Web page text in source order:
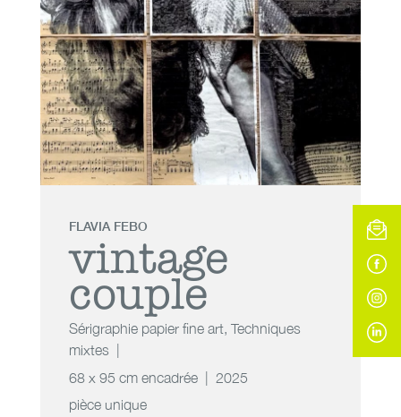
FLAVIA FEBO
vintage
couple
Sérigraphie papier fine art, Techniques
mixtes
68 x 95 cm encadrée
2025
pièce unique